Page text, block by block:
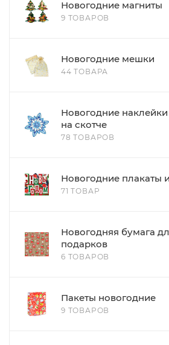
Новогодние магниты
9 ТОВАРОВ
Новогодние мешки
44 ТОВАРА
Новогодние
на скотче
78 ТОВАРОВ
Новогодние плакаты
71 ТОВАР
Новогодняя бумага
подарков
6 ТОВАРОВ
Пакеты новогодние
9 ТОВАРОВ